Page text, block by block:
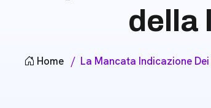
della
Home La Mancata Indicazione